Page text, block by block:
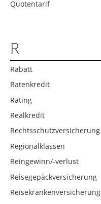
Quotentarif
R
Rabatt
Ratenkredit
Rating
Realkredit
Rechtsschutzversicherung
Regionalklassen
Reingewinn/-verlust
Reisegepäckversicherung
Reisekrankenversicherung